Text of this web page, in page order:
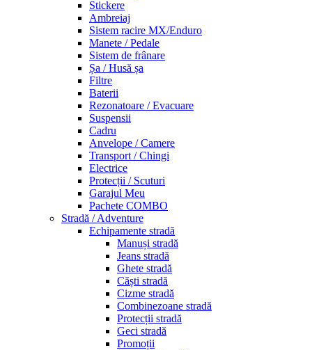
Stickere
Ambreiaj
Sistem racire MX/Enduro
Manete / Pedale
Sistem de frânare
Șa / Husă șa
Filtre
Baterii
Rezonatoare / Evacuare
Suspensii
Cadru
Anvelope / Camere
Transport / Chingi
Electrice
Protecții / Scuturi
Garajul Meu
Pachete COMBO
Stradă / Adventure
Echipamente stradă
Manuși stradă
Jeans stradă
Ghete stradă
Căști stradă
Cizme stradă
Combinezoane stradă
Protecții stradă
Geci stradă
Promoții